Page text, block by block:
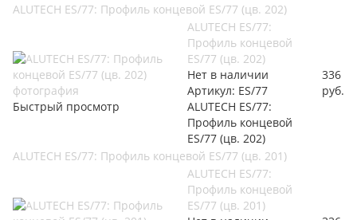
ALUTECH ES/77: Профиль концевой ES/77 (цв. 202)
Быстрый просмотр
ALUTECH ES/77:
Профиль концевой
ES/77 (цв. 202)
Нет в наличии
Артикул: ES/77
ALUTECH ES/77:
Профиль концевой
ES/77 (цв. 202)
336
руб.
ALUTECH ES/77: Профиль концевой ES/77 (цв. 201)
ALUTECH ES/77:
Профиль концевой
ES/77 (цв. 201)